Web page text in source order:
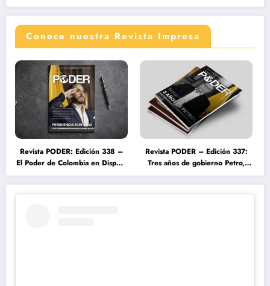
Conoce nuestra Revista Impresa
Revista PODER: Edición 338 –
El Poder de Colombia en Disputa
2026
Revista PODER – Edición 337:
Tres años de gobierno Petro,
entre el cambio prometido y el
desencanto ciudadano